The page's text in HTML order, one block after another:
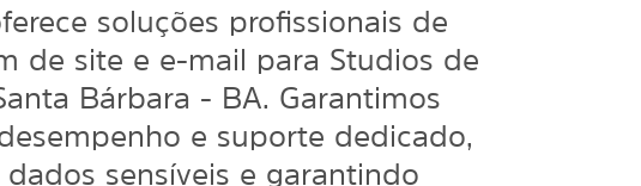
soluções profissionais de
de site e e-mail para Studios de
Bárbara - BA. Garantimos
e suporte dedicado,
sensíveis e garantindo